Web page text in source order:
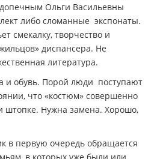
Ольги Васильевны
либо сломанные экспонаты.
смекалку, творчество и
диспансера. Не
литература.
обувь. Порой люди поступают
что «костюм» совершенно
штопке. Нужна замена. Хорошо,
в первую очередь обращается